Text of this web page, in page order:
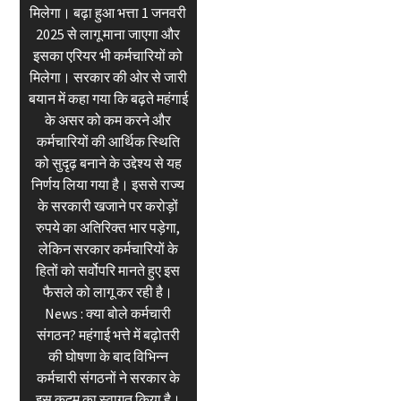
मिलेगा। बढ़ा हुआ भत्ता 1 जनवरी
2025 से लागू माना जाएगा और
इसका एरियर भी कर्मचारियों को
मिलेगा। सरकार की ओर से जारी
बयान में कहा गया कि बढ़ते महंगाई
के असर को कम करने और
कर्मचारियों की आर्थिक स्थिति
को सुदृढ़ बनाने के उद्देश्य से यह
निर्णय लिया गया है। इससे राज्य
के सरकारी खजाने पर करोड़ों
रुपये का अतिरिक्त भार पड़ेगा,
लेकिन सरकार कर्मचारियों के
हितों को सर्वोपरि मानते हुए इस
फैसले को लागू कर रही है।
News : क्या बोले कर्मचारी
संगठन? महंगाई भत्ते में बढ़ोतरी
की घोषणा के बाद विभिन्न
कर्मचारी संगठनों ने सरकार के